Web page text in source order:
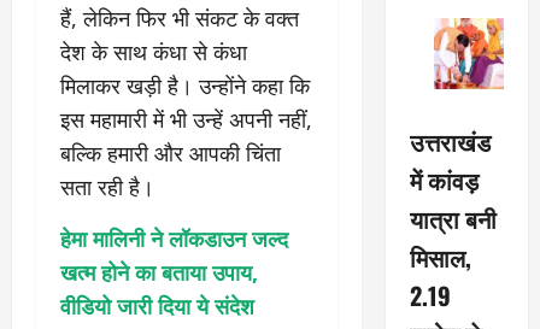
हैं, लेकिन फिर भी संकट के वक्त
देश के साथ कंधा से कंधा
मिलाकर खड़ी है। उन्होंने कहा कि
इस महामारी में भी उन्हें अपनी नहीं,
बल्कि हमारी और आपकी चिंता
सता रही है।
हेमा मालिनी ने लॉकडाउन जल्द
खत्म होने का बताया उपाय,
वीडियो जारी दिया ये संदेश
उत्तराखंड
में कांवड़
यात्रा बनी
मिसाल,
2.19